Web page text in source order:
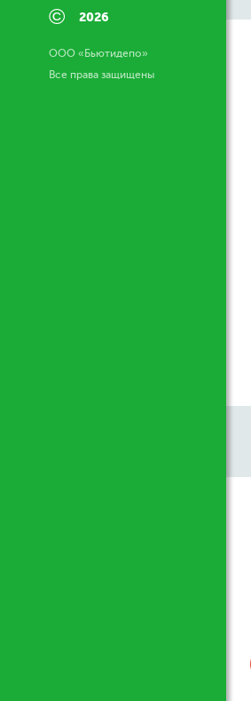
© 2026
ООО «Бьютидепо»
Все права защищены